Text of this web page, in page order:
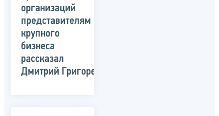
организаций
представителям
крупного
бизнеса
рассказал
Дмитрий Григоренко